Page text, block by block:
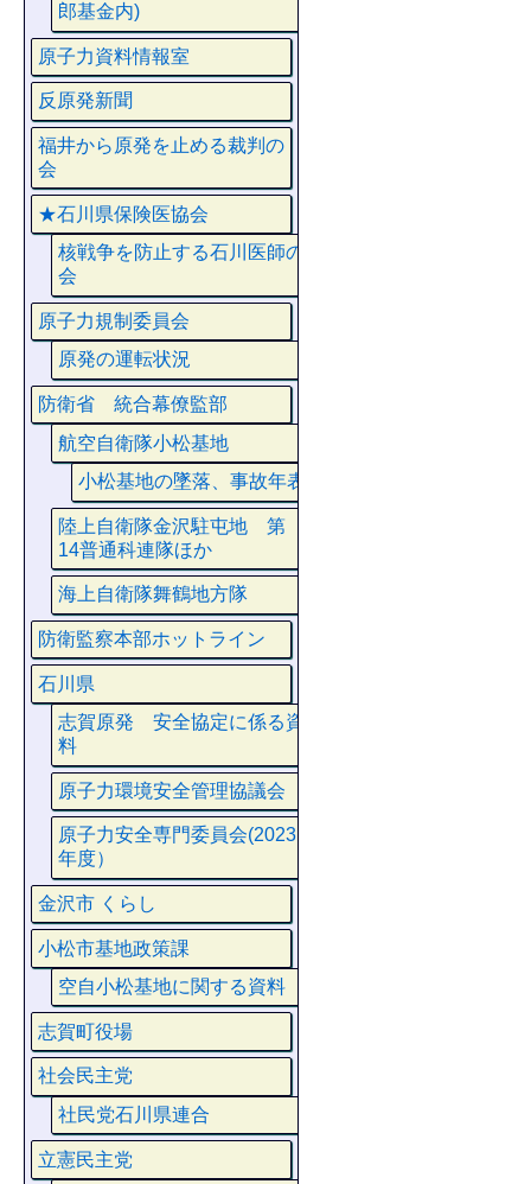
郎基金内)
原子力資料情報室
反原発新聞
福井から原発を止める裁判の
会
★石川県保険医協会
核戦争を防止する石川医師の
会
原子力規制委員会
原発の運転状況
防衛省 統合幕僚監部
航空自衛隊小松基地
小松基地の墜落、事故年表
陸上自衛隊金沢駐屯地 第
14普通科連隊ほか
海上自衛隊舞鶴地方隊
防衛監察本部ホットライン
石川県
志賀原発 安全協定に係る資
料
原子力環境安全管理協議会
原子力安全専門委員会(2023
年度）
金沢市 くらし
小松市基地政策課
空自小松基地に関する資料
志賀町役場
社会民主党
社民党石川県連合
立憲民主党